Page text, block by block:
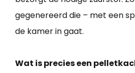
gegenereerd die – met een
de kamer in gaat.
Wat is precies een